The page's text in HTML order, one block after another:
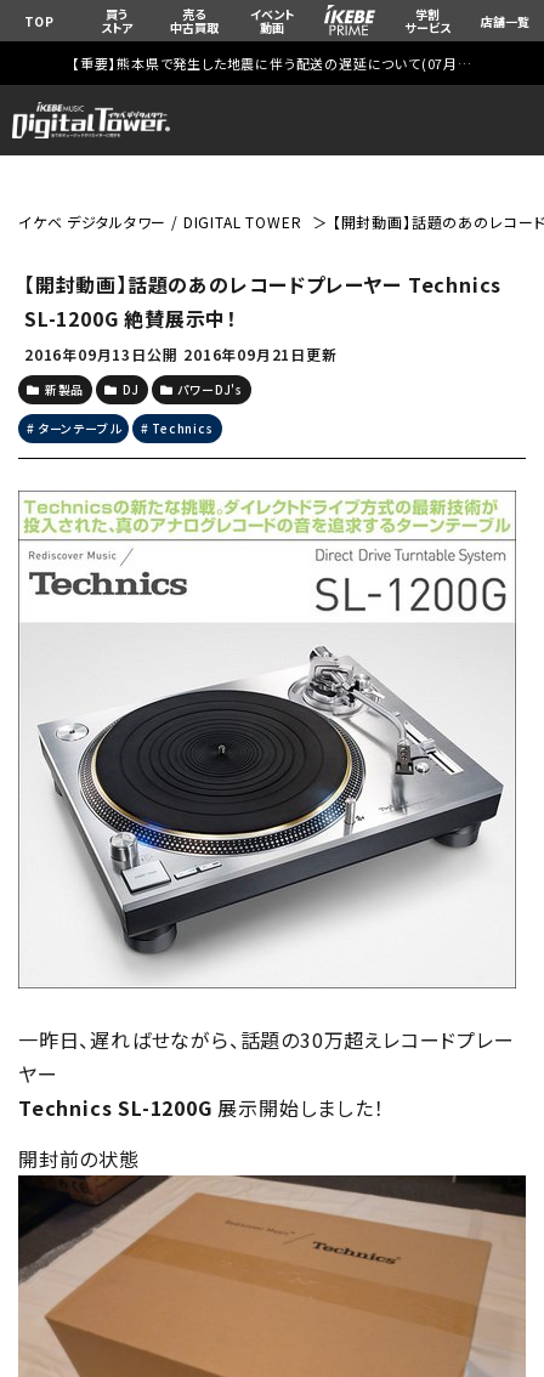
TOP 買う
ストア
売る
中古買取
イベント
動画
学割
サービス 店舗一覧
【重要】熊本県で発生した地震に伴う配送の遅延について(07月29日
イケベ デジタルタワー / DIGITAL TOWER 【開封動画】話題のあのレコ
【開封動画】話題のあのレコードプレーヤー Technics
SL-1200G 絶賛展示中！
2016年09月13日公開 2016年09月21日更新
新製品 DJ パワーDJ's
ターンテーブル Technics
一昨日、遅ればせながら、話題の30万超えレコードプレー
ヤー
Technics SL-1200G 展示開始しました！
開封前の状態